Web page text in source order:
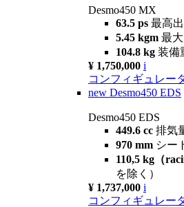
Desmo450 MX
63.5 ps 最高
5.45 kgm 最
104.8 kg 装備
¥ 1,750,000 i
コンフィギュレー
new Desmo450 EDS
Desmo450 EDS
449.6 cc 排気
970 mm シー
110,5 kg（
を除く）
¥ 1,737,000 i
コンフィギュレー